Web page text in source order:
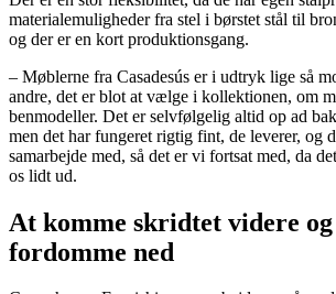
materialemuligheder fra stel i børstet stål til
og der er en kort produktionsgang.
– Møblerne fra Casadesús er i udtryk lige så
andre, det er blot at vælge i kollektionen, om
benmodeller. Det er selvfølgelig altid op ad
men det har fungeret rigtig fint, de leverer, og
samarbejde med, så det er vi fortsat med, da
os lidt ud.
At komme skridtet videre
fordomme ned